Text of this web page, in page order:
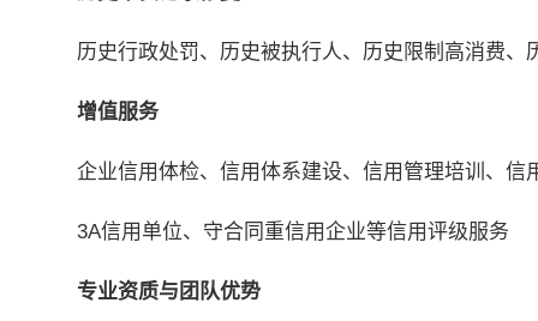
历史行政处罚、历史被执行人、历史限制高消费、
增值服务
企业信用体检、信用体系建设、信用管理培训、信
3A信用单位、守合同重信用企业等信用评级服务
专业资质与团队优势